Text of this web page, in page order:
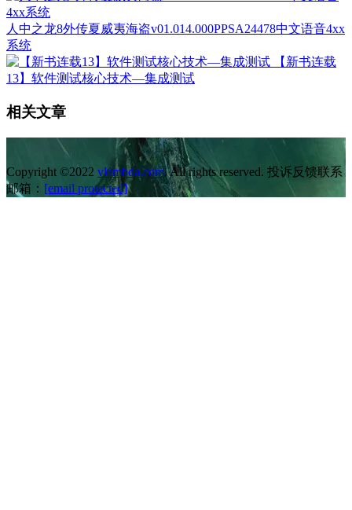
人中之龙8外传夏威夷海盗v01.014.000PPSA24478中文语音4xx
系统
【新书连载
13】软件测试核心技术—集成测试
相关文章
Copyright ©2022 vlambda.com. All rights reserved. 投诉反馈联系
邮箱： [email protected]